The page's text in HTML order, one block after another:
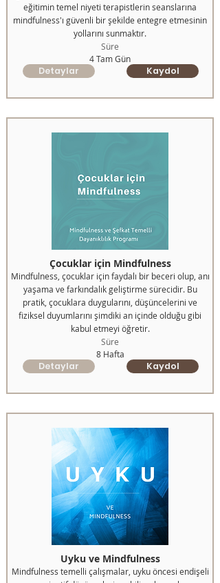
eğitimin temel niyeti terapistlerin seanslarına
mindfulness'ı güvenli bir şekilde entegre etmesinin
yollarını sunmaktır.
Süre
4 Tam Gün
Detaylar Kaydol
Çocuklar için Mindfulness
Mindfulness, çocuklar için faydalı bir beceri olup, anı
yaşama ve farkındalık geliştirme sürecidir. Bu
pratik, çocuklara duygularını, düşüncelerini ve
fiziksel duyumlarını şimdiki an içinde olduğu gibi
kabul etmeyi öğretir.
Süre
8 Hafta
Detaylar Kaydol
Uyku ve Mindfulness
Mindfulness temelli çalışmalar, uyku öncesi endişeli